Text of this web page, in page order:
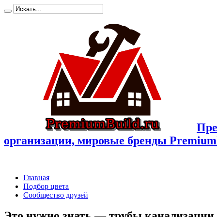
организации, мировые бренды
Главная
Подбор цвета
Сообщество друзей